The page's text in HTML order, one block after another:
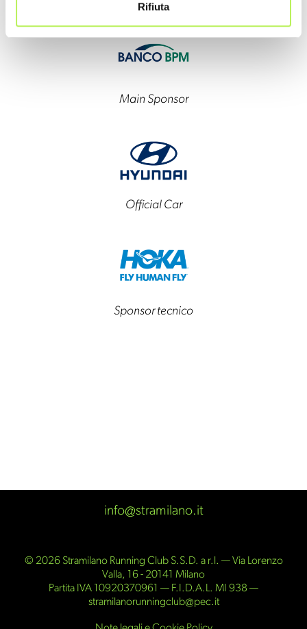
Rifiuta
Main Sponsor
Official Car
Sponsor tecnico
info@stramilano.it
© 2026 Stramilano Running Club S.S.D. a r.l. — Via Lorenzo
Valla, 16 - 20141 Milano
Partita IVA 10920370961 — F.I.D.A.L. MI 938 —
stramilanorunningclub@pec.it